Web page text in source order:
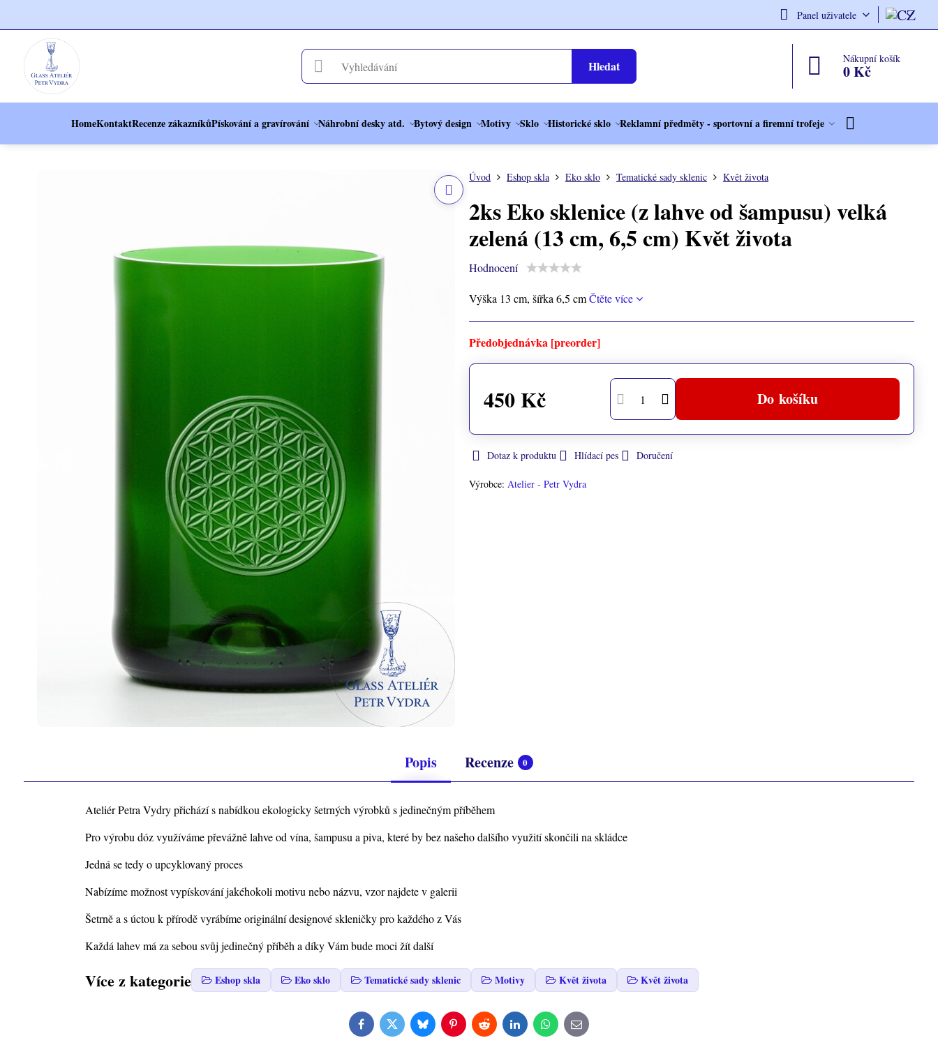
Panel uživatele
Hledat Nákupní košík
0 Kč
HomeKontaktRecenze zákazníkůPískování a gravírování Náhrobní desky atd. Bytový design Motivy Sklo Historické sklo Reklamní předměty - sportovní a firemní trofeje
Úvod Eshop skla Eko sklo Tematické sady sklenic Květ života
2ks Eko sklenice (z lahve od šampusu) velká
zelená (13 cm, 6,5 cm) Květ života
Hodnocení
Výška 13 cm, šířka 6,5 cmČtěte více
Předobjednávka [preorder]
450 Kč Do košíku
Dotaz k produktu Hlídací pes Doručení
Výrobce: Atelier - Petr Vydra
Popis Recenze 0
Ateliér Petra Vydry přichází s nabídkou ekologicky šetrných výrobků s jedinečným příběhem
Pro výrobu dóz využíváme převážně lahve od vína, šampusu a piva, které by bez našeho dalšího využití skončili na skládce
Jedná se tedy o upcyklovaný proces
Nabízíme možnost vypískování jakéhokoli motivu nebo názvu, vzor najdete v galerii
Šetrně a s úctou k přírodě vyrábíme originální designové skleničky pro každého z Vás
Každá lahev má za sebou svůj jedinečný příběh a díky Vám bude moci žít další
Více z kategorie Eshop skla Eko sklo Tematické sady sklenic Motivy Květ života Květ života
FacebookTwitterBlueskyPinterestRedditLinkedInWhatsApp
E-
mail